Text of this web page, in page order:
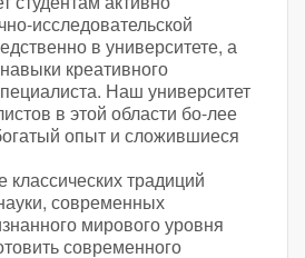
исследовательской
в университете, а
креативного
Наш университет
в этой области бо-лее
опыт и сложившиеся
классических традиций
современных
мирового уровня
современного